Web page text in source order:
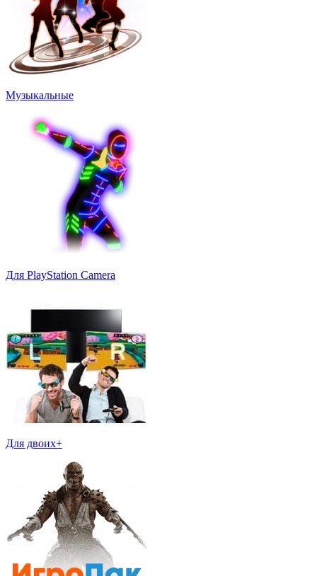
Музыкальные
Для PlayStation Camera
Для двоих+